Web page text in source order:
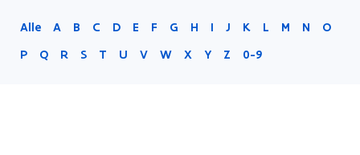
Alle A B C D E F G H I J K L M N
O
P
Q R S T U V W X Y Z 0-9